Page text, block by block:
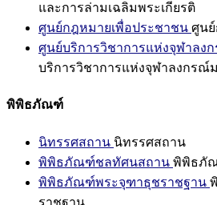
และการล่ามเฉลิมพระเกียรติ
ศูนย์กฎหมายเพื่อประชาชน ศูน
ศูนย์บริการวิชาการแห่งจุฬาลง
บริการวิชาการแห่งจุฬาลงกรณ์
พิพิธภัณฑ์
นิทรรศสถาน นิทรรศสถาน
พิพิธภัณฑ์ชลทัศนสถาน พิพิธภั
พิพิธภัณฑ์พระจุฑาธุชราชฐาน
ราชฐาน